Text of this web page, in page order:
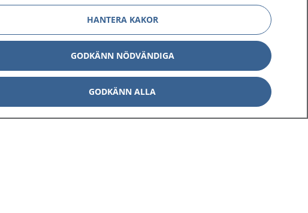
Om 1177
Kontakt
HANTERA KAKOR
GODKÄNN NÖDVÄNDIGA
GODKÄNN ALLA